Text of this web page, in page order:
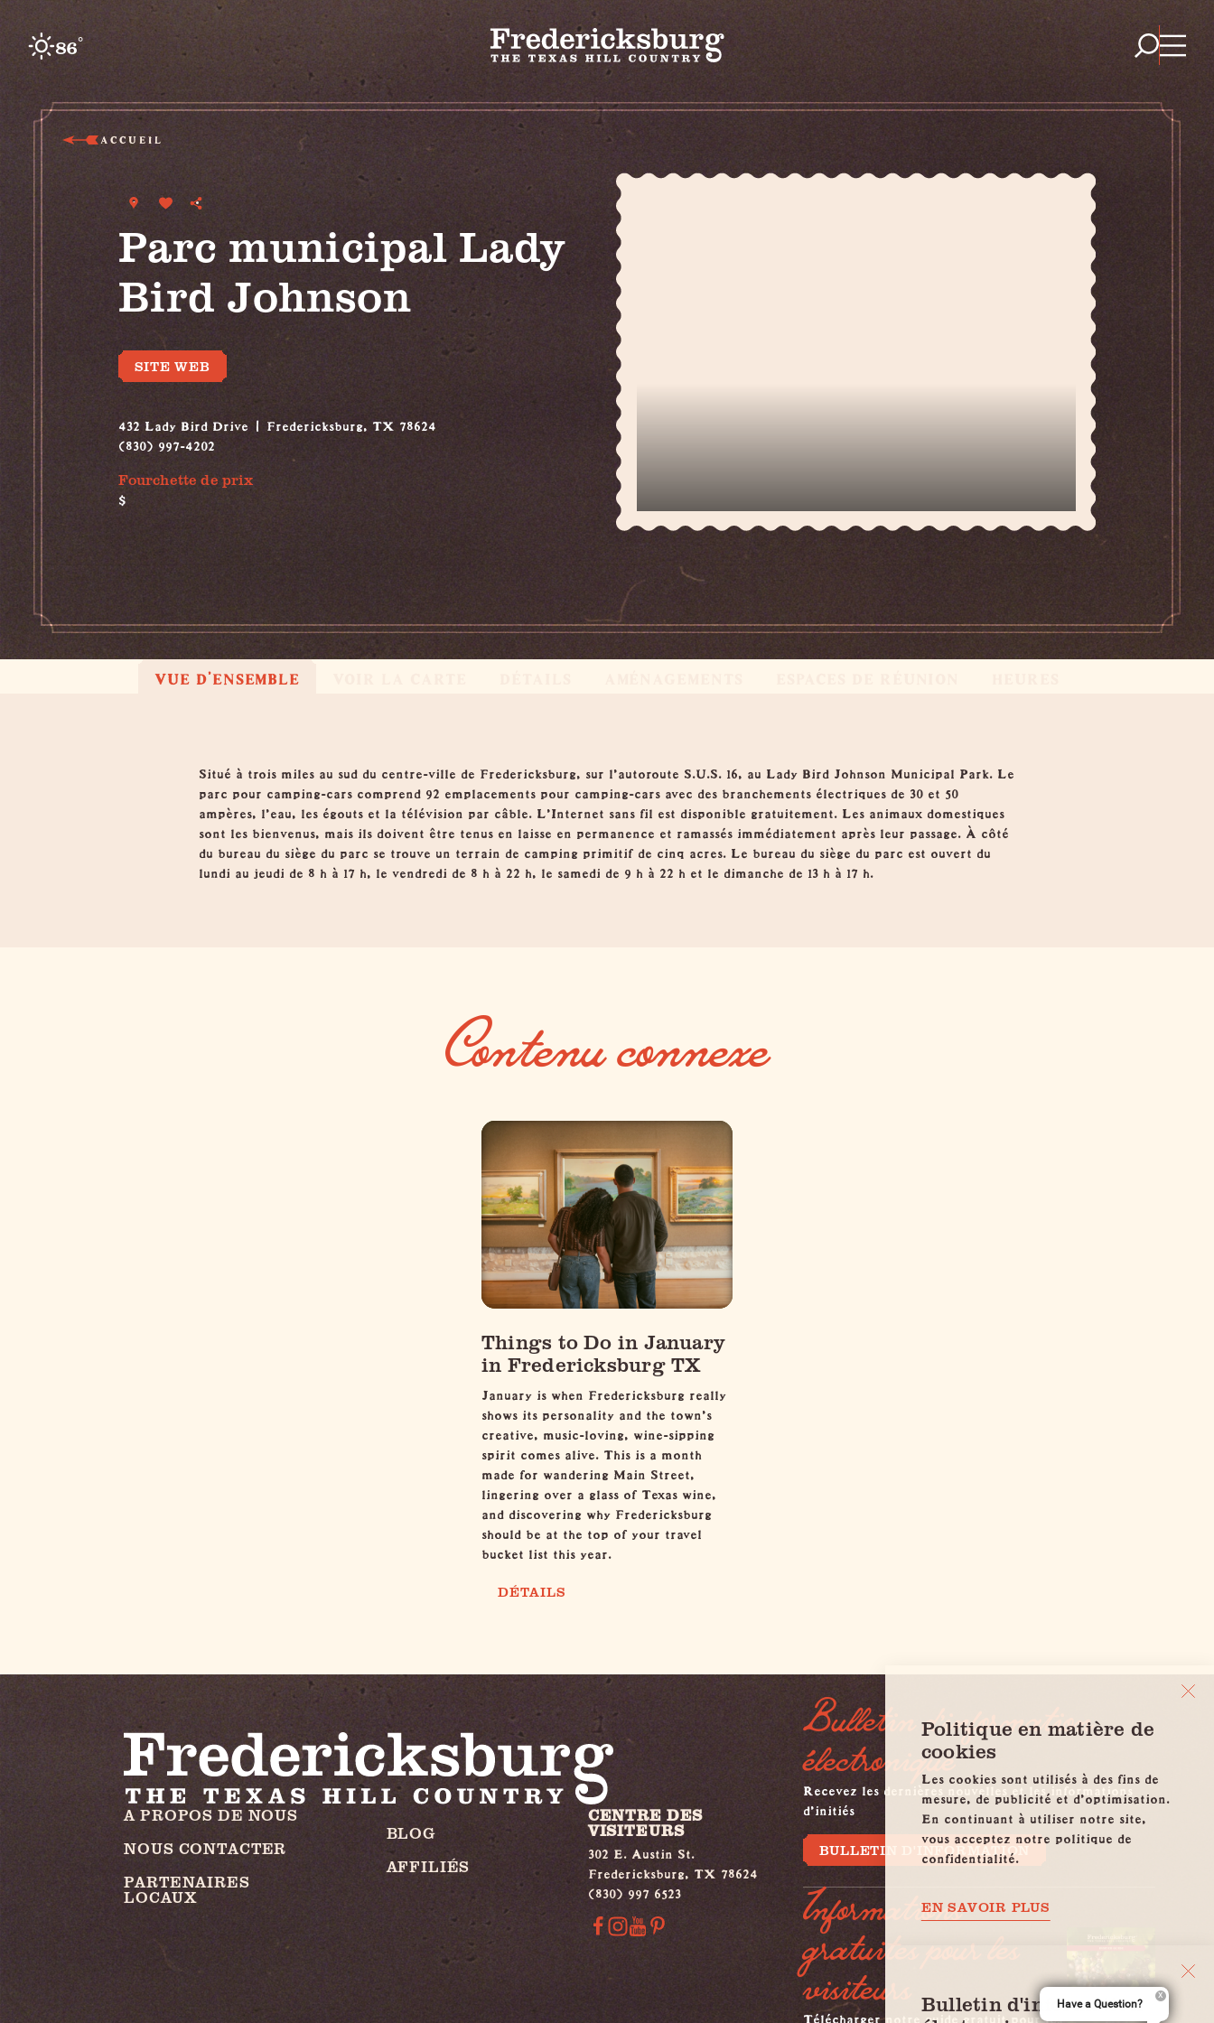
Skip to content
86°F
ACCUEIL
Parc municipal Lady
Bird Johnson
SITE WEB
432 Lady Bird Drive
Fredericksburg, TX 78624
(830) 997-4202
Fourchette de prix
$
VUE D'ENSEMBLE
Vue d'ensemble
Situé à trois miles au sud du centre-ville de Fredericksburg, sur l'autoroute S.U.S. 16, au Lady Bird Johnson Municipal Park. Le
parc pour camping-cars comprend 92 emplacements pour camping-cars avec des branchements électriques de 30 et 50
ampères, l'eau, les égouts et la télévision par câble. L'Internet sans fil est disponible gratuitement. Les animaux domestiques
sont les bienvenus, mais ils doivent être tenus en laisse en permanence et ramassés immédiatement après leur passage. À côté
du bureau du siège du parc se trouve un terrain de camping primitif de cinq acres. Le bureau du siège du parc est ouvert du
lundi au jeudi de 8 h à 17 h, le vendredi de 8 h à 22 h, le samedi de 9 h à 22 h et le dimanche de 13 h à 17 h.
Contenu connexe
Things to Do in January
in Fredericksburg TX
January is when Fredericksburg really
shows its personality and the town’s
creative, music-loving, wine-sipping
spirit comes alive. This is a month
made for wandering Main Street,
lingering over a glass of Texas wine,
and discovering why Fredericksburg
should be at the top of your travel
bucket list this year.
DÉTAILS
A PROPOS DE NOUS
NOUS CONTACTER
PARTENAIRES
LOCAUX
BLOG
AFFILIÉS
CENTRE DES
VISITEURS
302 E. Austin St.
Fredericksburg, TX 78624
(830) 997 6523
Bulletin d'information
électronique
Recevez les dernières nouvelles et les informations
d'initiés
BULLETIN D'INFORMATION
Informations
gratuites pour les
visiteurs
Télécharger notre guide gratuit pour les
Politique en matière de
cookies
Les cookies sont utilisés à des fins de
mesure, de publicité et d'optimisation.
En continuant à utiliser notre site,
vous acceptez notre politique de
confidentialité.
EN SAVOIR PLUS
Bulletin d'information
Have a Question?